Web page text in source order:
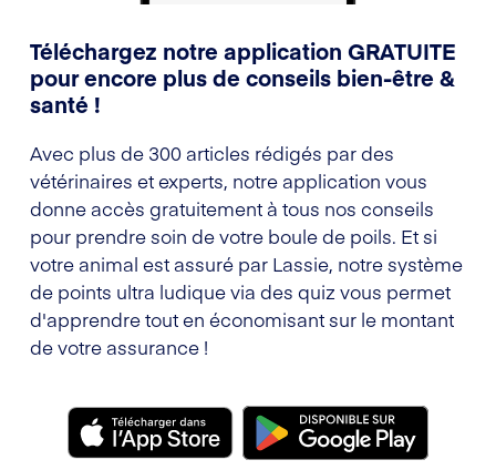
Téléchargez notre application GRATUITE
pour encore plus de conseils bien-être &
santé !
Avec plus de 300 articles rédigés par des
vétérinaires et experts, notre application vous
donne accès gratuitement à tous nos conseils
pour prendre soin de votre boule de poils. Et si
votre animal est assuré par Lassie, notre système
de points ultra ludique via des quiz vous permet
d'apprendre tout en économisant sur le montant
de votre assurance !